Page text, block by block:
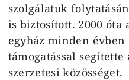
szolgálatuk
is biztosított. 2000 óta
egyház minden
támogatással
szerzetesi közösséget.